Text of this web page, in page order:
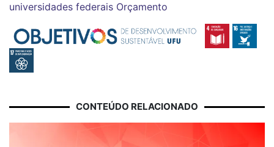
universidades federais Orçamento
CONTEÚDO RELACIONADO